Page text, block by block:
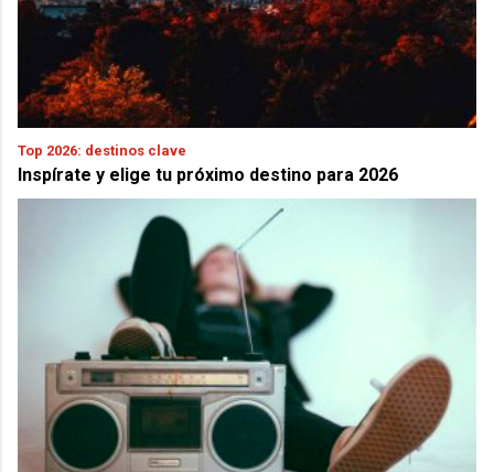
Top 2026: destinos clave
Inspírate y elige tu próximo destino para 2026